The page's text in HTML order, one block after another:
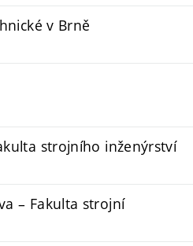
v Brně
strojního inženýrství
– Fakulta strojní